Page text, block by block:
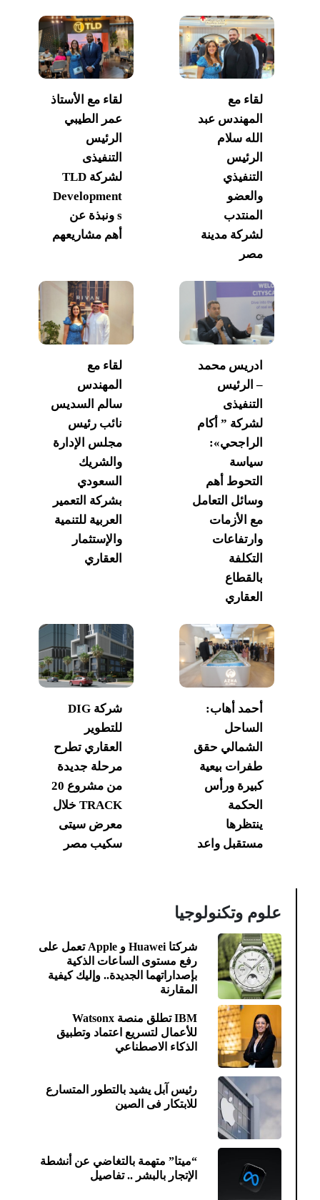
لقاء مع
المهندس عبد
الله سلام
الرئيس
التنفيذي
والعضو
المنتدب
لشركة مدينة
مصر
لقاء مع الأستاذ
عمر الطيبي
الرئيس
التنفيذى
لشركة TLD
Development
s ونبذة عن
أهم مشاريعهم
ادريس محمد
– الرئيس
التنفيذى
لشركة ” أكام
الراجحي»:
سياسة
التحوط أهم
وسائل التعامل
مع الأزمات
وارتفاعات
التكلفة
بالقطاع
العقاري
لقاء مع
المهندس
سالم السديس
نائب رئيس
مجلس الإدارة
والشريك
السعودي
بشركة التعمير
العربية للتنمية
والإستثمار
العقاري
أحمد أهاب:
الساحل
الشمالي حقق
طفرات بيعية
كبيرة ورأس
الحكمة
ينتظرها
مستقبل واعد
شركة DIG
للتطوير
العقاري تطرح
مرحلة جديدة
من مشروع 20
TRACK خلال
معرض سيتى
سكيب مصر
علوم وتكنولوجيا
شركتا Huawei و Apple تعمل على
رفع مستوى الساعات الذكية
بإصداراتهما الجديدة.. وإليك كيفية
المقارنة
IBM تطلق منصة Watsonx
للأعمال لتسريع اعتماد وتطبيق
الذكاء الاصطناعي
رئيس آبل يشيد بالتطور المتسارع
للابتكار فى الصين
“ميتا” متهمة بالتغاضي عن أنشطة
الإتجار بالبشر .. تفاصيل